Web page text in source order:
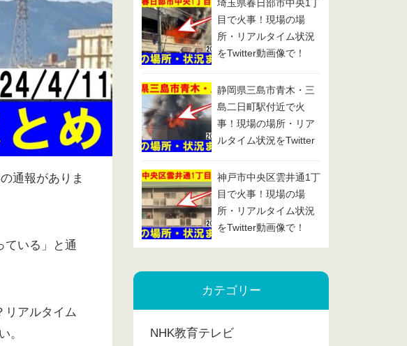
通報がありま
ている」と通
リアルタイム
。
埼玉県春日部市中央1丁
目で火事！現場の場
所・リアルタイム状況
をTwitter動画像で！
静岡県三島市青木・三
島二日町駅付近で火
事！現場の場所・リア
ルタイム状況をTwitter
神戸市中央区雲井通1丁
目で火事！現場の場
所・リアルタイム状況
をTwitter動画像で！
カテゴリー
NHK教育テレビ